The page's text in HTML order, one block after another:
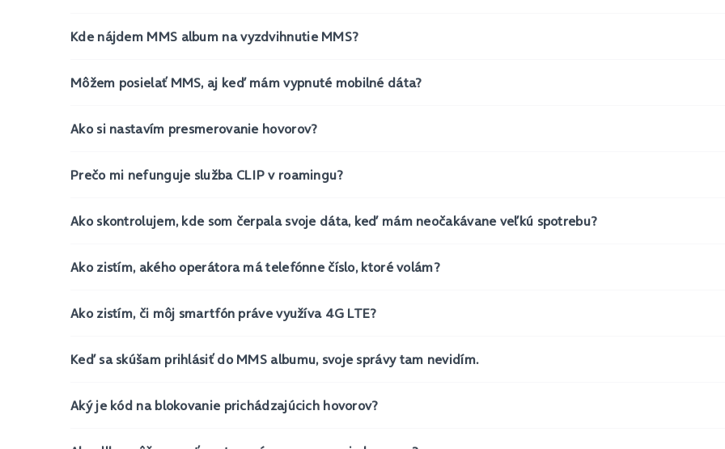
Kde nájdem MMS album na vyzdvihnutie MMS?
Môžem posielať MMS, aj keď mám vypnuté mobilné dáta?
Ako si nastavím presmerovanie hovorov?
Prečo mi nefunguje služba CLIP v roamingu?
Ako skontrolujem, kde som čerpala svoje dáta, keď mám neočakávane veľkú spotrebu?
Ako zistím, akého operátora má telefónne číslo, ktoré volám?
Ako zistím, či môj smartfón práve využíva 4G LTE?
Keď sa skúšam prihlásiť do MMS albumu, svoje správy tam nevidím.
Aký je kód na blokovanie prichádzajúcich hovorov?